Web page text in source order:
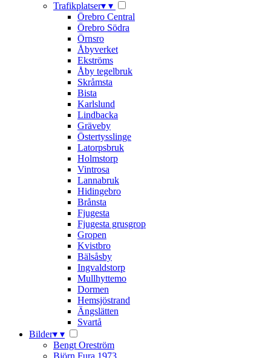
Trafikplatser▾ ▾
Örebro Central
Örebro Södra
Örnsro
Åbyverket
Ekströms
Åby tegelbruk
Skråmsta
Bista
Karlslund
Lindbacka
Gräveby
Östertysslinge
Latorpsbruk
Holmstorp
Vintrosa
Lannabruk
Hidingebro
Brånsta
Fjugesta
Fjugesta grusgrop
Gropen
Kvistbro
Bälsåsby
Ingvaldstorp
Mullhyttemo
Dormen
Hemsjöstrand
Ängslätten
Svartå
Bilder▾ ▾
Bengt Oreström
Björn Fura 1973